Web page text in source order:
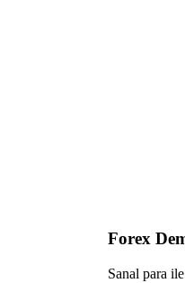
Forex
Sanal para